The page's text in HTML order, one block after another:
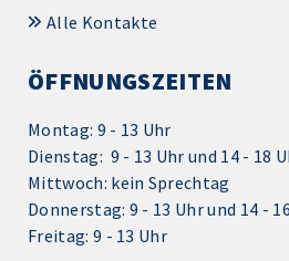
Alle Kontakte
ÖFFNUNGSZEITEN
Montag: 9 - 13 Uhr
Dienstag: 9 - 13 Uhr und 14 - 18
Mittwoch: kein Sprechtag
Donnerstag: 9 - 13 Uhr und 14 -
Freitag: 9 - 13 Uhr